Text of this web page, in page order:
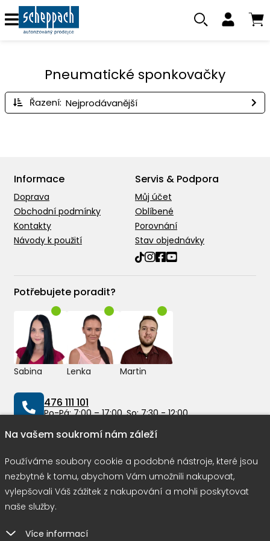
Pneumatické sponkovačky
Řazení:
Informace
Doprava
Obchodní podmínky
Kontakty
Návody k použití
Servis & Podpora
Můj účet
Oblíbené
Porovnání
Stav objednávky
Potřebujete poradit?
Sabina Lenka Martin
476 111 101
Po-Pá: 7:00 – 17:00, So: 7:30 - 12:00
Možnosti dopravy
Rychlá a bezpečná platba
Na vašem soukromí nám záleží
Používáme soubory cookie a podobné nástroje, které jsou
nezbytné k tomu, abychom Vám umožnili nakupovat,
vylepšovali Váš zážitek z nakupování a mohli poskytovat
naše služby.
Více informací